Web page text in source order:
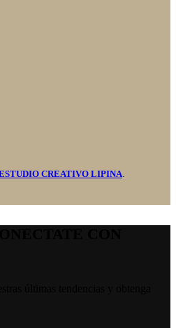
CREATIVO LIPINA.